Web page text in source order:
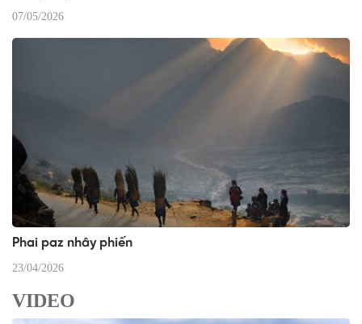
07/05/2026
Phai paz nhây phiến
23/04/2026
VIDEO